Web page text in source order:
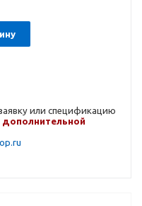
или спецификацию
дополнительной